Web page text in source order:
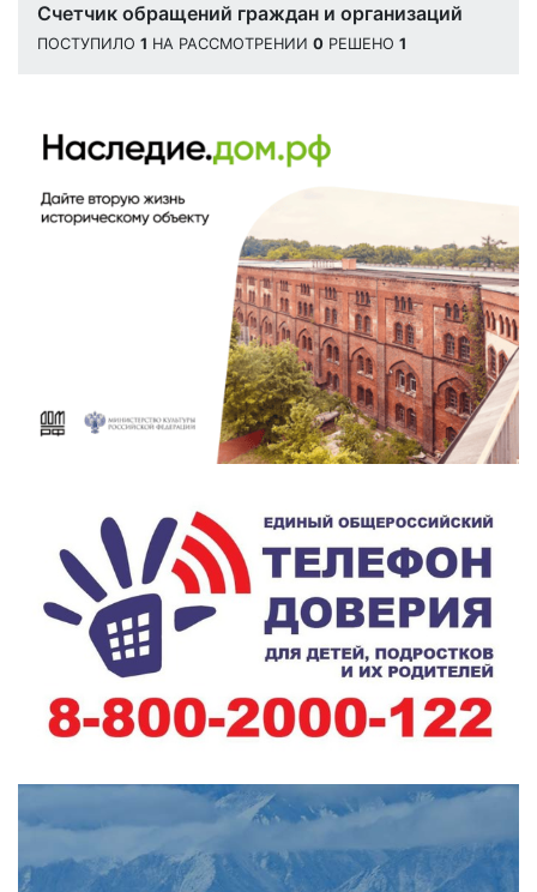
Счетчик обращений граждан и организаций
ПОСТУПИЛО 1 НА РАССМОТРЕНИИ 0 РЕШЕНО 1